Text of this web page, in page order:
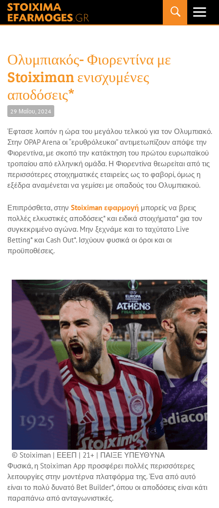
Ολυμπιακός- Φιορεντίνα με
Stoiximan ενισχυμένες
αποδόσεις*
29 Μαΐου, 2024
Έφτασε λοιπόν η ώρα του μεγάλου τελικού για τον Ολυμπιακό.
Στην OPAP Arena οι “ερυθρόλευκοι” αντιμετωπίζουν απόψε την
Φιορεντίνα, με σκοπό την κατάκτηση του πρώτου ευρωπαϊκού
τροπαίου από ελληνική ομάδα. Η Φιορεντίνα θεωρείται από τις
περισσότερες στοιχηματικές εταιρείες ως το φαβορί, όμως η
εξέδρα αναμένεται να γεμίσει με οπαδούς του Ολυμπιακού.
Επιπρόσθετα, στην Stoiximan εφαρμογή μπορείς να βρεις
πολλές ελκυστικές αποδόσεις* και ειδικά στοιχήματα* gια τον
συγκεκριμένο αγώνα. Mην ξεχνάμε και το ταχύτατο Live
Betting* και Cash Out*. Ισχύουν φυσικά οι όροι και οι
προϋποθέσεις.
© Stoiximan | ΕΕΕΠ | 21+ | ΠΑΙΞΕ ΥΠΕΥΘΥΝΑ
Φυσικά, η Stoiximan App προσφέρει πολλές περισσότερες
λειτουργίες στην μοντέρνα πλατφόρμα της. Ένα από αυτό
είναι το πολύ δυνατό Bet Builder*, όπου οι αποδόσεις είναι κάτι
παραπάνω από ανταγωνιστικές.